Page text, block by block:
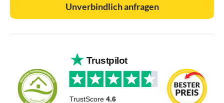
Unverbindlich anfragen